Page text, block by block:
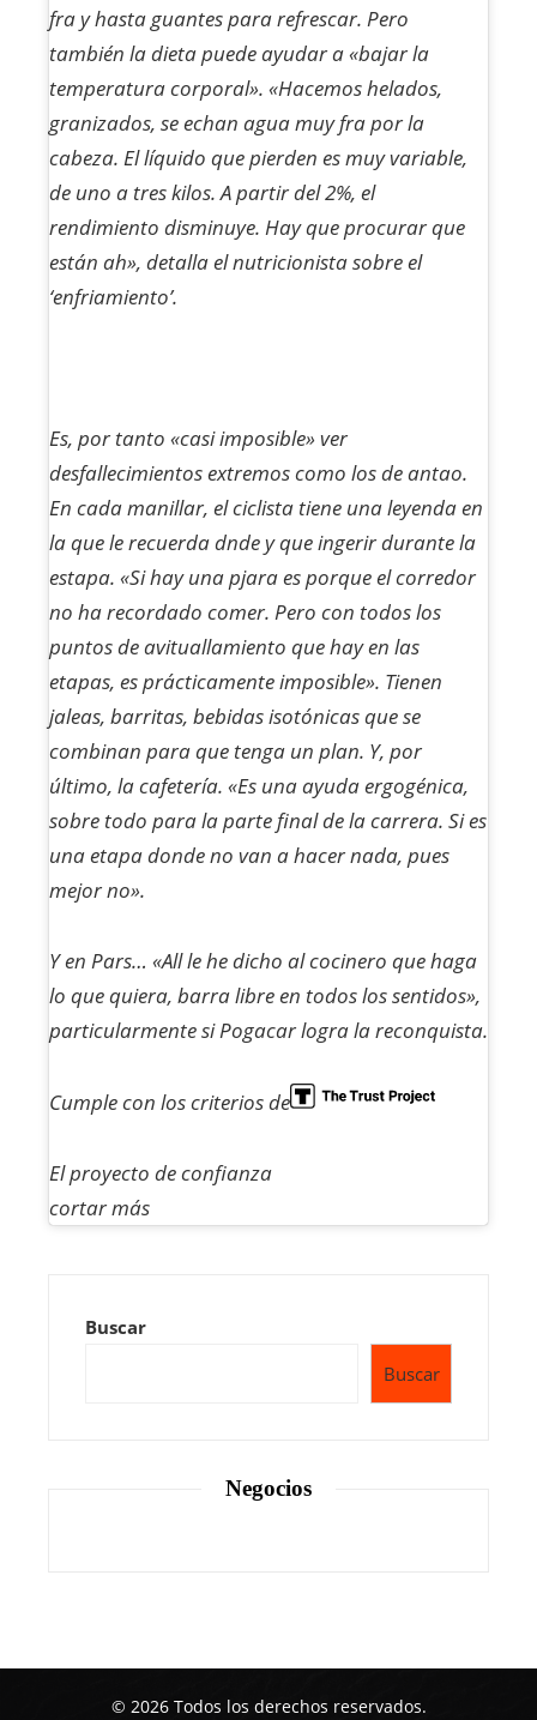
fra y hasta guantes para refrescar. Pero
también la dieta puede ayudar a «bajar la
temperatura corporal». «Hacemos helados,
granizados, se echan agua muy fra por la
cabeza. El líquido que pierden es muy variable,
de uno a tres kilos. A partir del 2%, el
rendimiento disminuye. Hay que procurar que
están ah», detalla el nutricionista sobre el
‘enfriamiento’.
Es, por tanto «casi imposible» ver
desfallecimientos extremos como los de antao.
En cada manillar, el ciclista tiene una leyenda en
la que le recuerda dnde y que ingerir durante la
estapa. «Si hay una pjara es porque el corredor
no ha recordado comer. Pero con todos los
puntos de avituallamiento que hay en las
etapas, es prácticamente imposible». Tienen
jaleas, barritas, bebidas isotónicas que se
combinan para que tenga un plan. Y, por
último, la cafetería. «Es una ayuda ergogénica,
sobre todo para la parte final de la carrera. Si es
una etapa donde no van a hacer nada, pues
mejor no».
Y en Pars… «All le he dicho al cocinero que haga
lo que quiera, barra libre en todos los sentidos»,
particularmente si Pogacar logra la reconquista.
Cumple con los criterios de
El proyecto de confianza
cortar más
Buscar
Buscar
Negocios
© 2026 Todos los derechos reservados.